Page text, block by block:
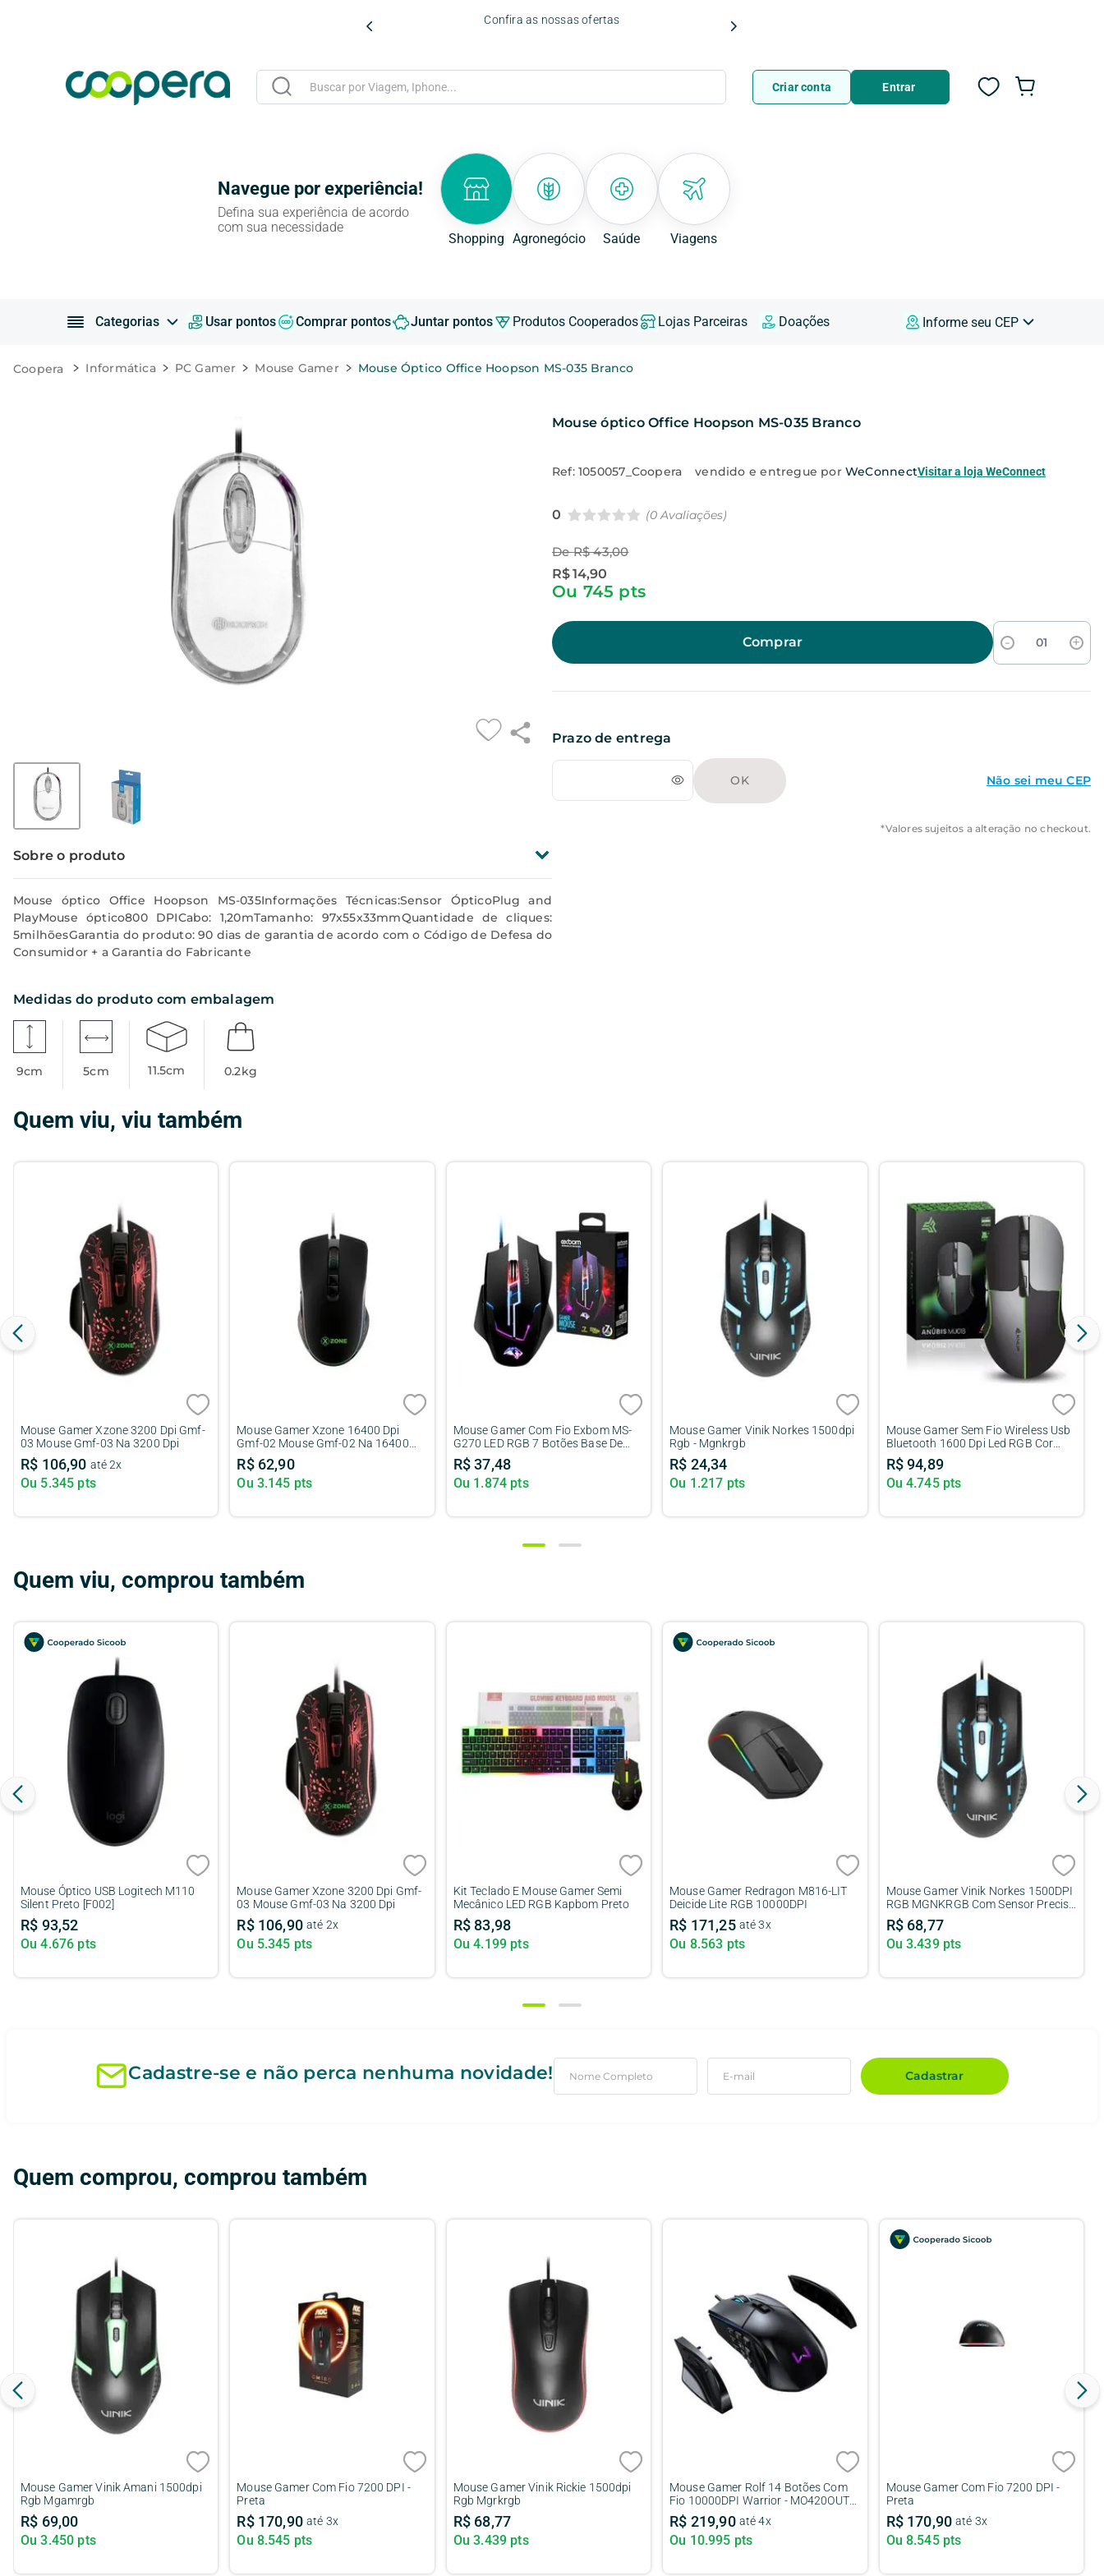
Confira as nossas ofertas
Buscar por Viagem, Iphone...
Criar conta Entrar
Navegue por experiência!
Defina sua experiência de acordo
com sua necessidade
Shopping Agronegócio Saúde Viagens
Categorias Usar pontos Comprar pontos Juntar pontos Produtos Cooperados Lojas Parceiras Doações Informe seu CEP
Informática PC Gamer Mouse Gamer Mouse Óptico Office Hoopson MS-035 Branco
Sobre o produto
Mouse óptico Office Hoopson MS-035Informações Técnicas:Sensor ÓpticoPlug and
PlayMouse óptico800 DPICabo: 1,20mTamanho: 97x55x33mmQuantidade de cliques:
5milhõesGarantia do produto: 90 dias de garantia de acordo com o Código de Defesa do
Consumidor + a Garantia do Fabricante
Medidas do produto com embalagem
9cm 5cm 11.5cm 0.2kg
Mouse óptico Office Hoopson MS-035 Branco
Ref:1050057_Coopera vendido e entregue por WeConnectVisitar a loja WeConnect
0 (0 Avaliações)
DeR$ 43,00
R$ 14,90
Ou 745 pts
- +
Comprar
Prazo de entrega
OK Não sei meu CEP
*Valores sujeitos a alteração no checkout.
Quem viu, viu também
Mouse Gamer Xzone 3200 Dpi Gmf-
03 Mouse Gmf-03 Na 3200 Dpi
R$ 106,90 até2x
Ou 5.345 pts
Mouse Gamer Xzone 16400 Dpi
Gmf-02 Mouse Gmf-02 Na 16400
Dpi
R$ 62,90
Ou 3.145 pts
Mouse Gamer Com Fio Exbom MS-
G270 LED RGB 7 Botões Base De
Metal 3200DPI
R$ 37,48
Ou 1.874 pts
Mouse Gamer Vinik Norkes 1500dpi
Rgb - Mgnkrgb
R$ 24,34
Ou 1.217 pts
Mouse Gamer Sem Fio Wireless Usb
Bluetooth 1600 Dpi Led RGB Cor
Preto/Cinza
R$94,89
Ou4.745pts
Quem viu, comprou também
Mouse Gamer Fortrek Rogue
Wireless Branco
R$ 236,00
Ou11.800pts
Mouse Gamer Com Fio 7200 DPI -
Preta
R$ 170,90 até 3x
Ou 8.545 pts
Mouse Gamer Evolut EG-103 Rgb
2400 Dpi/ 06 Botoes Predator
R$ 44,90
Ou2.245 pts
Gaming Mouse Usb Profissional
Player 2400 Dpi Rgb 6 Teclas
R$ 44,90
Ou 2.245 pts
Mouse Óptico Office Hoopson MS-
035 Cinza
R$45,00 67%
R$ 14,90
Cadastre-se e não perca nenhuma novidade! Cadastrar
Quem comprou, comprou também
Mouse Gamer Vinik Amani 1500dpi
Rgb Mgamrgb
R$ 69,00
Ou3.450 pts
Mouse Gamer Com Fio 7200 DPI -
Preta
R$ 170,90 até 3x
Ou 8.545 pts
Mouse Gamer Vinik Rickie 1500dpi
Rgb Mgrkrgb
R$ 68,77
Ou3.439 pts
Mouse Gamer Rolf 14 Botões Com
Fio 10000DPI Warrior - MO420OUT
[Remanufaturado] MO420OUT
R$ 219,90 até4x
Ou 10.995 pts
Mouse Gamer Com Fio 7200 DPI -
Preta
R$ 170,90 até 3x
Ou 8.545pts